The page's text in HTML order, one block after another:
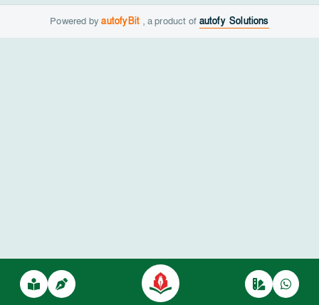
Powered by autofyBit, a product of autofy Solutions